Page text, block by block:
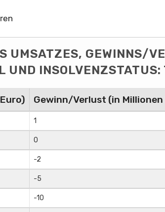
UMSATZES, GEWINNS/
UND INSOLVENZSTATUS:
Gewinn/Verlust (in Millionen
1
0
-2
-5
-10